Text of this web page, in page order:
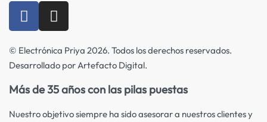
© Electrónica Priya 2026. Todos los derechos reservados.
Desarrollado por Artefacto Digital.
Más de 35 años con las pilas puestas
Nuestro objetivo siempre ha sido asesorar a nuestros clientes y